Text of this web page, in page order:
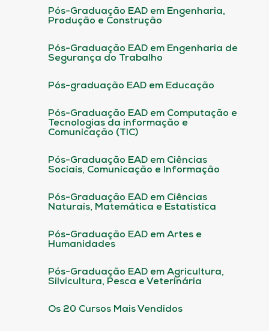
Pós-Graduação EAD em Engenharia,
Produção e Construção
Pós-Graduação EAD em Engenharia de
Segurança do Trabalho
Pós-graduação EAD em Educação
Pós-Graduação EAD em Computação e
Tecnologias da informação e
Comunicação (TIC)
Pós-Graduação EAD em Ciências
Sociais, Comunicação e Informação
Pós-Graduação EAD em Ciências
Naturais, Matemática e Estatística
Pós-Graduação EAD em Artes e
Humanidades
Pós-Graduação EAD em Agricultura,
Silvicultura, Pesca e Veterinária
Os 20 Cursos Mais Vendidos